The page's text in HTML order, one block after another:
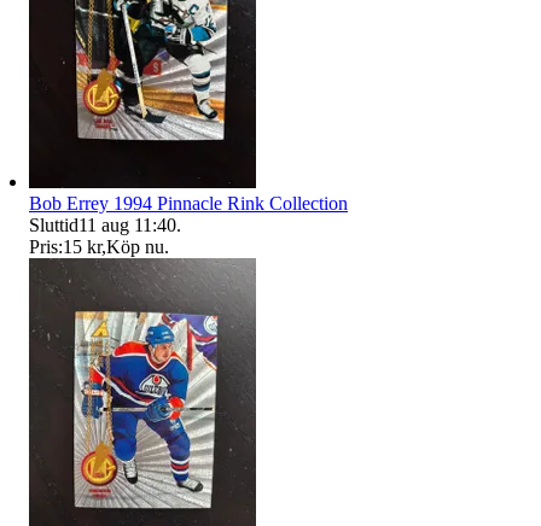
Bob Errey 1994 Pinnacle Rink Collection
Sluttid11 aug 11:40.
Pris:15 kr,Köp nu.